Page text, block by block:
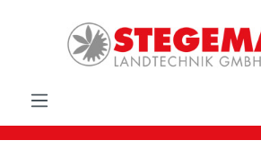
Zum Hauptinhalt springen